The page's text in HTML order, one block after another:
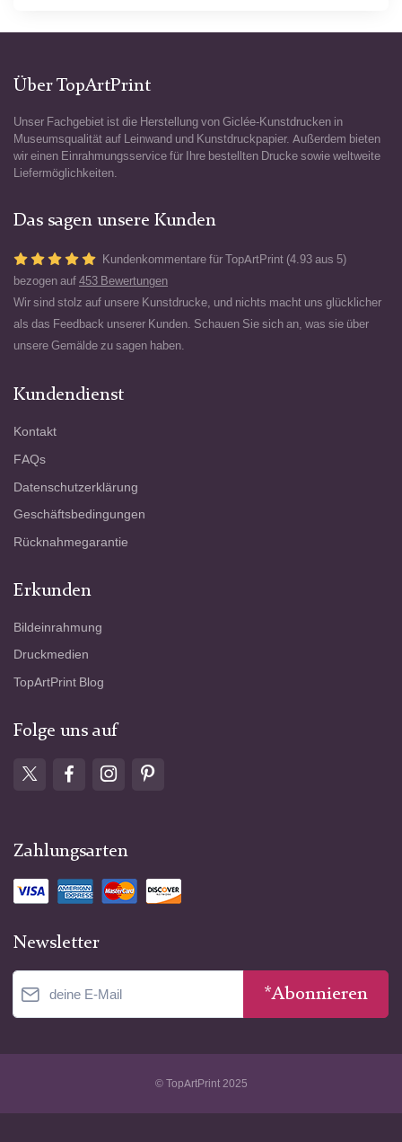
Über TopArtPrint
Unser Fachgebiet ist die Herstellung von Giclée-Kunstdrucken in
Museumsqualität auf Leinwand und Kunstdruckpapier. Außerdem bieten
wir einen Einrahmungsservice für Ihre bestellten Drucke sowie weltweite
Liefermöglichkeiten.
Das sagen unsere Kunden
Kundenkommentare für TopArtPrint (4.93 aus 5)
bezogen auf 453 Bewertungen
Wir sind stolz auf unsere Kunstdrucke, und nichts macht uns glücklicher
als das Feedback unserer Kunden. Schauen Sie sich an, was sie über
unsere Gemälde zu sagen haben.
Kundendienst
Kontakt
FAQs
Datenschutzerklärung
Geschäftsbedingungen
Rücknahmegarantie
Erkunden
Bildeinrahmung
Druckmedien
TopArtPrint Blog
Folge uns auf
Zahlungsarten
Newsletter
*Abonnieren
© TopArtPrint 2025